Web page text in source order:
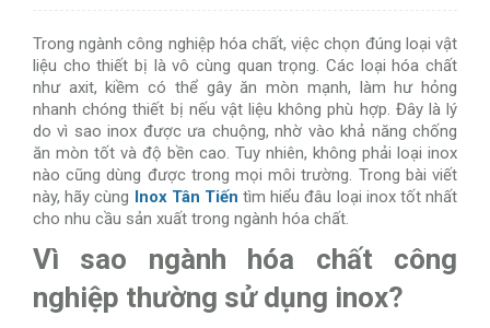
Trong ngành công nghiệp hóa chất, việc chọn đúng loại vật
liệu cho thiết bị là vô cùng quan trọng. Các loại hóa chất
như axit, kiềm có thể gây ăn mòn mạnh, làm hư hỏng
nhanh chóng thiết bị nếu vật liệu không phù hợp. Đây là lý
do vì sao inox được ưa chuộng, nhờ vào khả năng chống
ăn mòn tốt và độ bền cao. Tuy nhiên, không phải loại inox
nào cũng dùng được trong mọi môi trường. Trong bài viết
này, hãy cùng
Inox Tân Tiến tìm hiểu đâu loại inox tốt nhất
cho nhu cầu sản xuất trong ngành hóa chất.
Vì sao ngành hóa chất công
nghiệp thường sử dụng inox?